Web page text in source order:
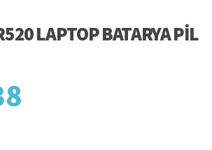
LAPTOP BATARYA PIL